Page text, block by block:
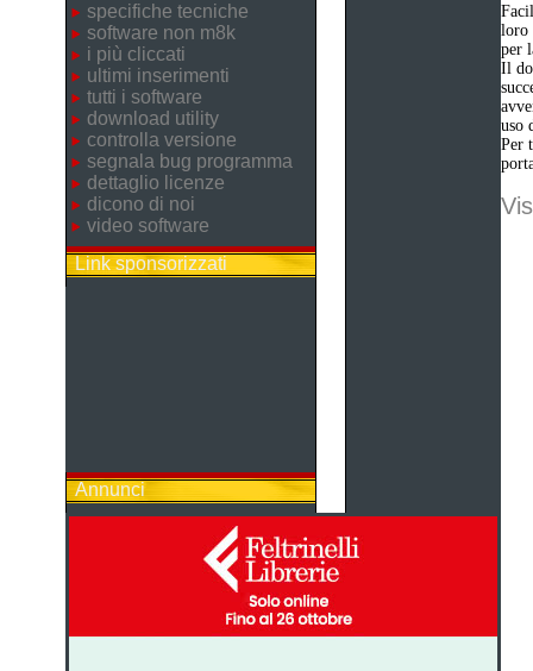
specifiche tecniche
software non m8k
i più cliccati
ultimi inserimenti
tutti i software
download utility
controlla versione
segnala bug programma
dettaglio licenze
dicono di noi
video software
Link sponsorizzati
Annunci
loro
per
Il
uso
Per